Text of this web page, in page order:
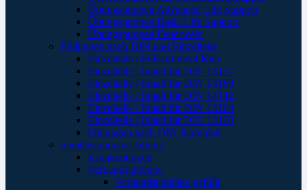
Übungspuppen Advanced Life Support
Übungspuppen Basic Life Support
Übungspuppen Feuerwehr
Füllungen nach DIN und Einzelteile
Einzelteile / Füllsortiment Kita
Einzelteile / Inhalt für DIN 13157
Einzelteile / Inhalt für DIN 13169
Einzelteile / Inhalt für DIN 14142
Einzelteile / Inhalt für DIN 13164
Einzelteile / Inhalt für DIN 13160
Füllungen nach DIN Komplett
Sanitätsraumausstattung
Krankentragen
Verbandschränke
Verbandschränke gefüllt